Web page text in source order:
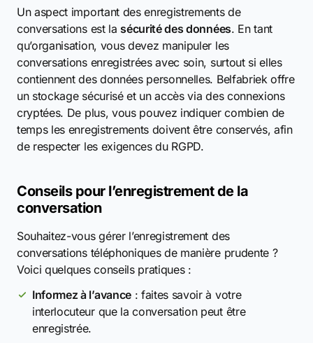
Un aspect important des enregistrements de
conversations est la sécurité des données. En tant
qu’organisation, vous devez manipuler les
conversations enregistrées avec soin, surtout si elles
contiennent des données personnelles. Belfabriek offre
un stockage sécurisé et un accès via des connexions
cryptées. De plus, vous pouvez indiquer combien de
temps les enregistrements doivent être conservés, afin
de respecter les exigences du RGPD.
Conseils pour l’enregistrement de la
conversation
Souhaitez-vous gérer l’enregistrement des
conversations téléphoniques de manière prudente ?
Voici quelques conseils pratiques :
Informez à l’avance: faites savoir à votre
interlocuteur que la conversation peut être
enregistrée.